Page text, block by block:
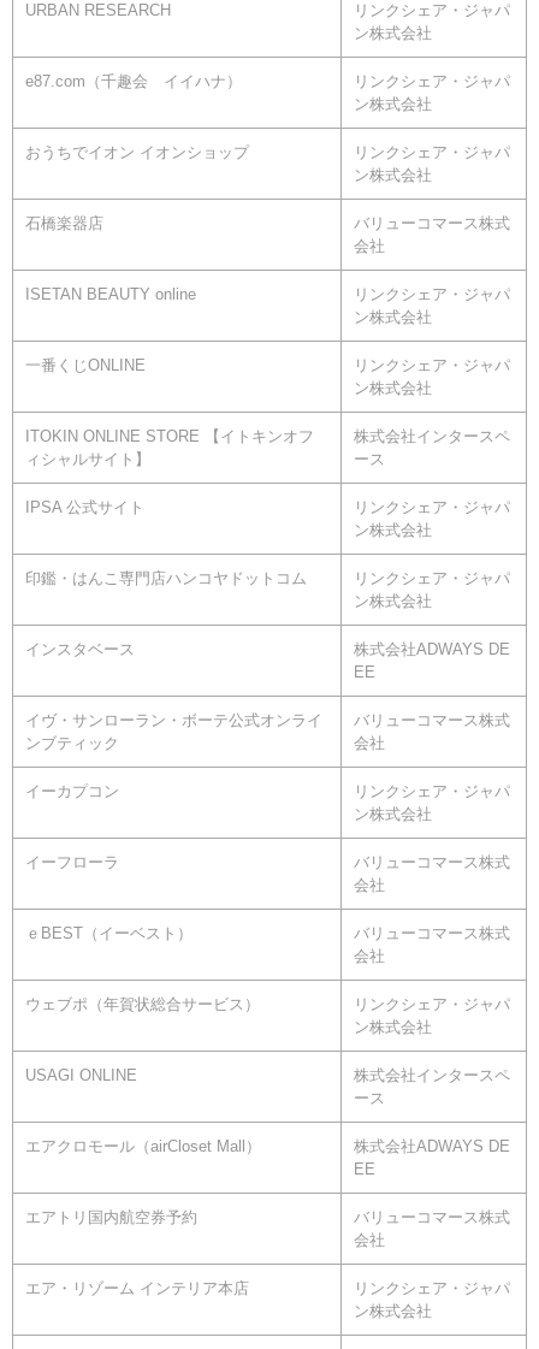
URBAN RESEARCH
リンクシェア・ジャパ
ン株式会社
e87.com（千趣会 イイハナ）
リンクシェア・ジャパ
ン株式会社
おうちでイオン イオンショップ
リンクシェア・ジャパ
ン株式会社
石橋楽器店
バリューコマース株式
会社
ISETAN BEAUTY online
リンクシェア・ジャパ
ン株式会社
一番くじONLINE
リンクシェア・ジャパ
ン株式会社
ITOKIN ONLINE STORE 【イトキンオフ
ィシャルサイト】
株式会社インタースペ
ース
IPSA 公式サイト
リンクシェア・ジャパ
ン株式会社
印鑑・はんこ専門店ハンコヤドットコム
リンクシェア・ジャパ
ン株式会社
インスタベース
株式会社ADWAYS DE
EE
イヴ・サンローラン・ボーテ公式オンライ
ンブティック
バリューコマース株式
会社
イーカプコン
リンクシェア・ジャパ
ン株式会社
イーフローラ
バリューコマース株式
会社
ｅBEST（イーベスト）
バリューコマース株式
会社
ウェブポ（年賀状総合サービス）
リンクシェア・ジャパ
ン株式会社
USAGI ONLINE
株式会社インタースペ
ース
エアクロモール（airCloset Mall）
株式会社ADWAYS DE
EE
エアトリ国内航空券予約
バリューコマース株式
会社
エア・リゾーム インテリア本店
リンクシェア・ジャパ
ン株式会社